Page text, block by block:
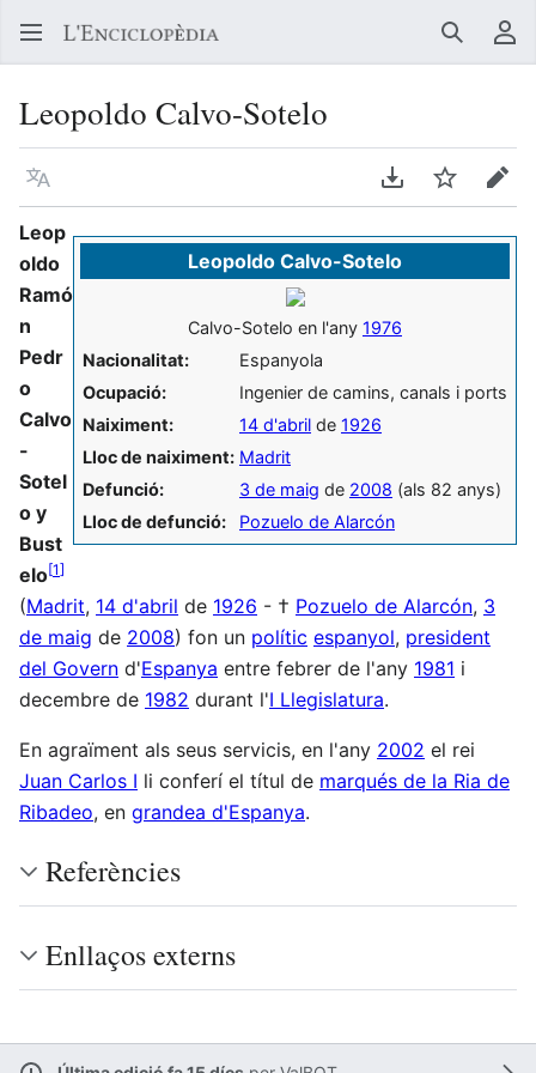
Buscar
Leopoldo Calvo-Sotelo
Llegir en un atre idioma Descarregar en
Vigilar
Leopoldo Calvo-Sotelo
Calvo-Sotelo en l'any 1976
Nacionalitat:
Espanyola
Ocupació:
Ingenier de camins, canals i ports
Naiximent:
14 d'abril de 1926
Lloc de naiximent: Madrit
Defunció:
3 de maig de 2008 (als 82 anys)
Lloc de defunció:
Pozuelo de Alarcón
Leop
oldo
Ramó
n
Pedr
o
Calvo
-
Sotel
o y
Bust
elo[1]
(Madrit, 14 d'abril de 1926 - † Pozuelo de Alarcón, 3
de maig de 2008) fon un polític espanyol, president
del Govern d'Espanya entre febrer de l'any 1981 i
decembre de 1982 durant l'I Llegislatura.
En agraïment als seus servicis, en l'any 2002 el rei
Juan Carlos I li conferí el títul de marqués de la Ria de
Ribadeo, en grandea d'Espanya.
Referències
Enllaços externs